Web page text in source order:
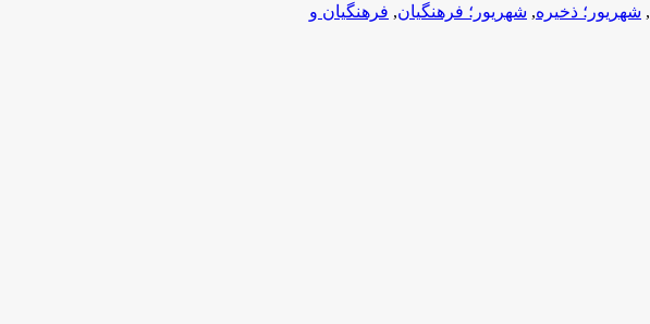
, شهریور؛ ذخیره, شهریور؛ فرهنگیان, فرهنگیان و